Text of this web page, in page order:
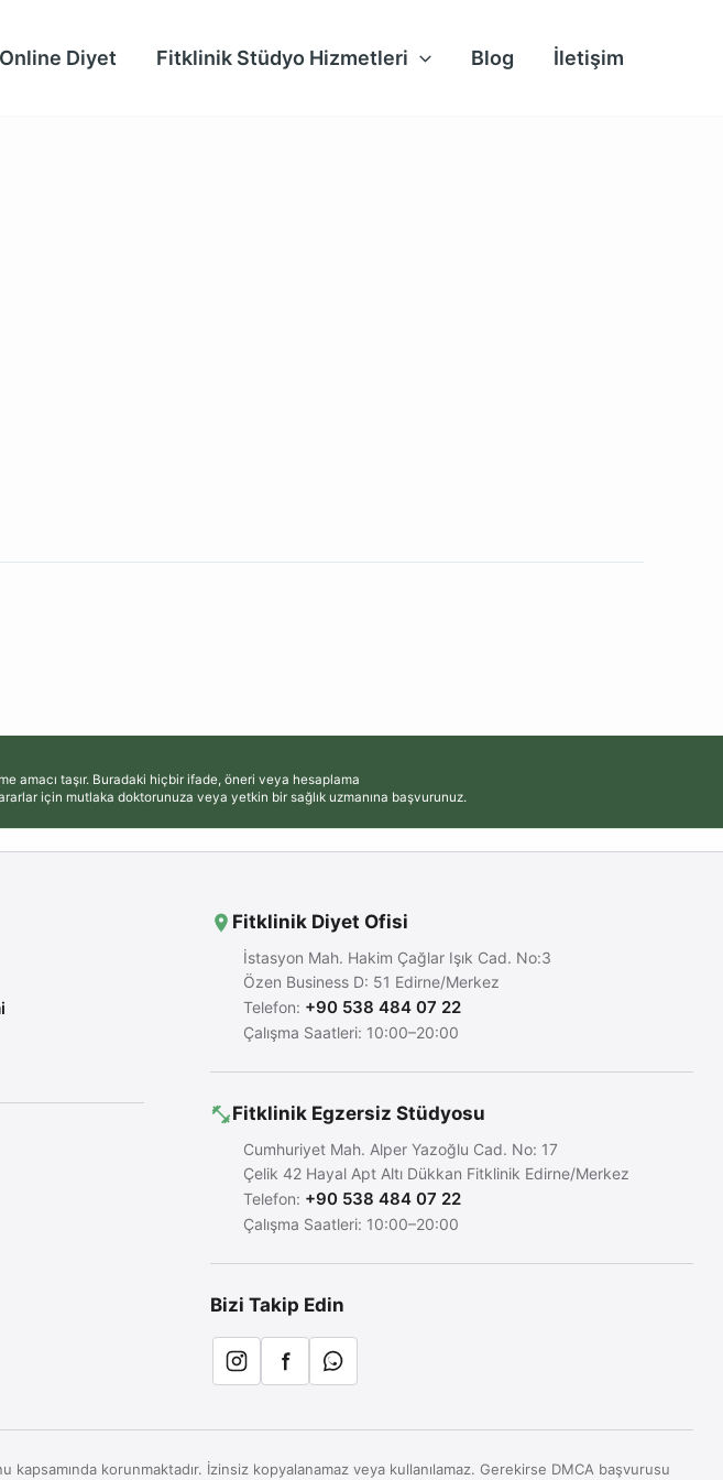
Online Diyet Fitklinik Stüdyo Hizmetleri Blog İletişim
amacı taşır. Buradaki hiçbir ifade, öneri veya hesaplama
için mutlaka doktorunuza veya yetkin bir sağlık uzmanına başvurunuz.
Fitklinik Diyet Ofisi
İstasyon Mah. Hakim Çağlar Işık Cad. No:3
Özen Business D: 51 Edirne/Merkez
Telefon: +90 538 484 07 22
Çalışma Saatleri: 10:00–20:00
Fitklinik Egzersiz Stüdyosu
Cumhuriyet Mah. Alper Yazoğlu Cad. No: 17
Çelik 42 Hayal Apt Altı Dükkan Fitklinik Edirne/Merkez
Telefon: +90 538 484 07 22
Çalışma Saatleri: 10:00–20:00
Bizi Takip Edin
korunmaktadır. İzinsiz kopyalanamaz veya kullanılamaz. Gerekirse DMCA başvurusu